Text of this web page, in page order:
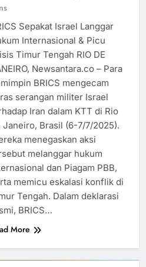
Sepakat Israel Langgar
Internasional & Picu
Timur Tengah RIO DE
Newsantara.co – Para
BRICS mengecam
serangan militer Israel
Iran dalam KTT di Rio
Janeiro, Brasil (6-7/7/2025).
menegaskan aksi
melanggar hukum
dan Piagam PBB,
memicu eskalasi konflik di
Tengah. Dalam deklarasi
BRICS…
More